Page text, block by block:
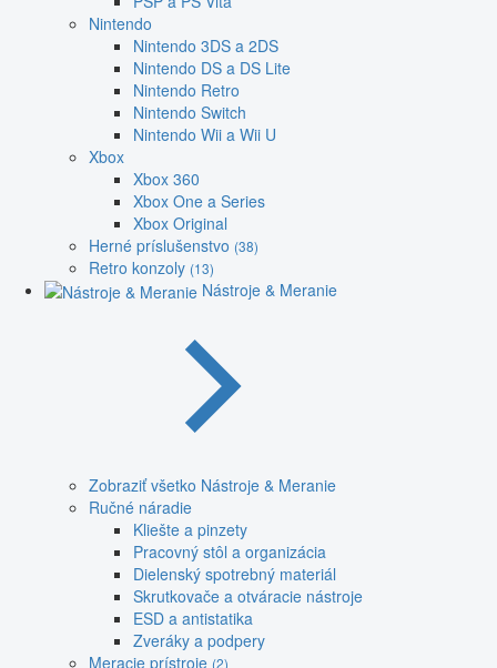
Nintendo
Nintendo 3DS a 2DS
Nintendo DS a DS Lite
Nintendo Retro
Nintendo Switch
Nintendo Wii a Wii U
Xbox
Xbox 360
Xbox One a Series
Xbox Original
Herné príslušenstvo (38)
Retro konzoly (13)
Nástroje & Meranie
Zobraziť všetko Nástroje & Meranie
Ručné náradie
Kliešte a pinzety
Pracovný stôl a organizácia
Dielenský spotrebný materiál
Skrutkovače a otváracie nástroje
ESD a antistatika
Zveráky a podpery
Meracie prístroje (2)